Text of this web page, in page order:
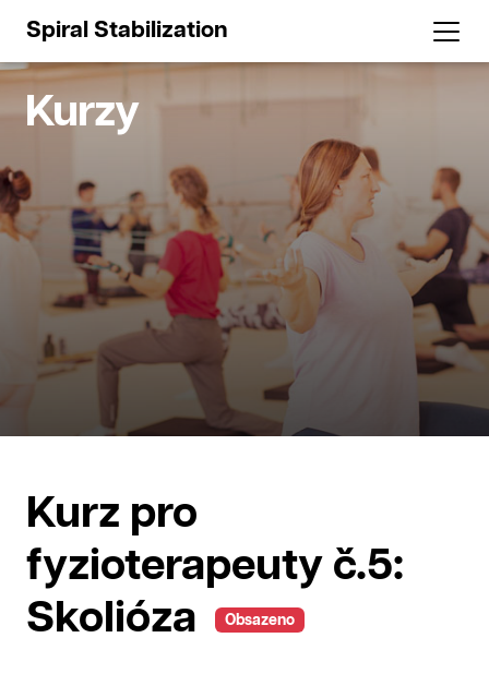
Spiral Stabilization
Kurzy
Kurz pro
fyzioterapeuty č.5:
Skolióza
Obsazeno